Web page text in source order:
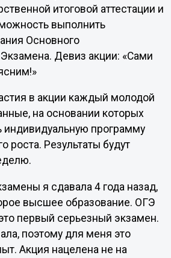
итоговой аттестации и
выполнить
Основного
Экзамена. Девиз акции: «Сами
в акции каждый молодой
на основании которых
программу
роста. Результаты будут
я сдавала 4 года назад,
высшее образование. ОГЭ
первый серьезный экзамен.
поэтому для меня это
Акция нацелена не на